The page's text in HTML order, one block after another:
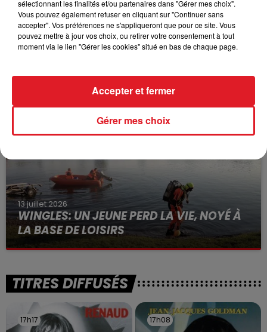
VOLONTAIRE EN COURS, APRÈS LA...
Selon les premiers éléments, le logement servait
à des prostituées
13 juillet 2026
WINGLES: UN JEUNE PERD LA VIE, NOYÉ À
LA BASE DE LOISIRS
La victime a coulé à pic
TITRES DIFFUSÉS
17h17
17h17 17h08
17h08
sélectionnant les finalités et/ou partenaires dans "Gérer mes choix".
Vous pouvez également refuser en cliquant sur "Continuer sans
accepter". Vos préférences ne s'appliqueront que pour ce site. Vous
pouvez mettre à jour vos choix, ou retirer votre consentement à tout
moment via le lien "Gérer les cookies" situé en bas de chaque page.
Gérer mes choix
Accepter et fermer